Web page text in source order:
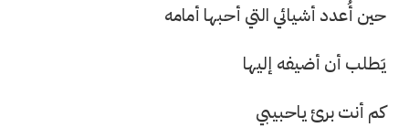
حين أُعدد أشيائي التي أحبها أمامه
يَطلب أن أضيفه إليها
كم أنت برئ ياحبيبي